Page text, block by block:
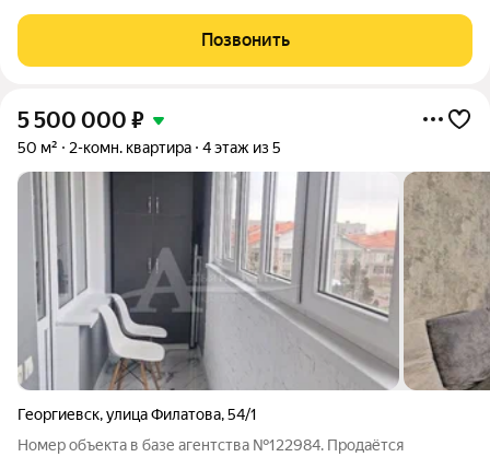
доступности школы, детские сады, ГИПТ, колледж, остановки
общественного автотранспорта,
Позвонить
5 500 000 ₽
50 м² 2-комн. квартира 4 этаж из 5
Георгиевск,улица Филатова,54/1
Номер объекта в базе агентства №122984. Продаётся